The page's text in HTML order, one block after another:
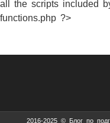
all the scripts included
functions.php ?>
2016-2025 © Блог по